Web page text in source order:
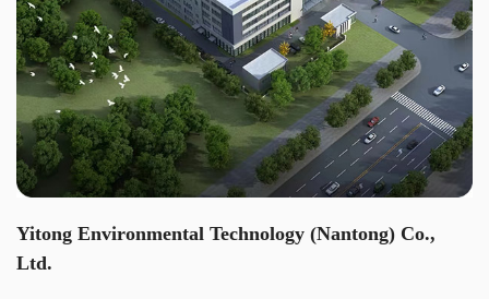
Yitong Environmental Technology (Nantong) Co.,
Ltd.